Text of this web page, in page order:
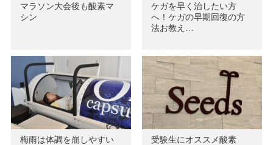
マラソン大会後も酸素マ
シン
ケガを早く治したい方
へ！ケガの早期回復の方
法お教え…
梅雨は体調を崩しやすい 受験生にオススメ酸素